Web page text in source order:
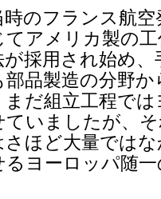
のフランス航空
てアメリカ製の
が採用され始め
部品製造の分野
まだ組立工程で
ていましたが、
さほど大量では
るヨーロッパ随